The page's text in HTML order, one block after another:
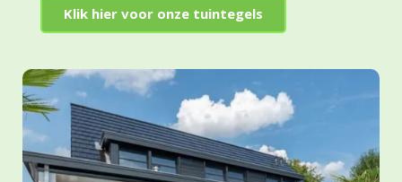
Klik hier voor onze tuintegels